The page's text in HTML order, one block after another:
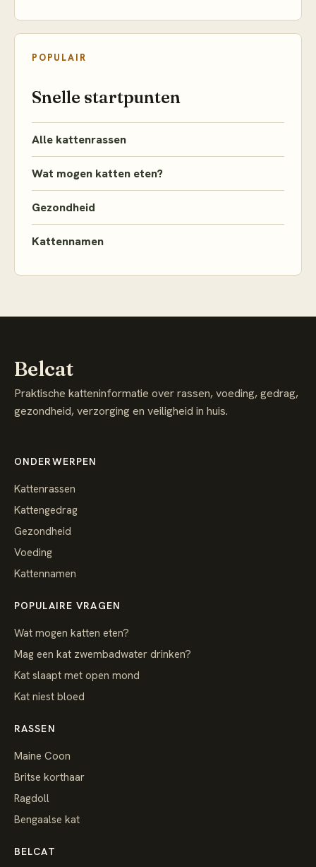
POPULAIR
Snelle startpunten
Alle kattenrassen
Wat mogen katten eten?
Gezondheid
Kattennamen
Belcat
Praktische katteninformatie over rassen, voeding, gedrag,
gezondheid, verzorging en veiligheid in huis.
ONDERWERPEN
Kattenrassen
Kattengedrag
Gezondheid
Voeding
Kattennamen
POPULAIRE VRAGEN
Wat mogen katten eten?
Mag een kat zwembadwater drinken?
Kat slaapt met open mond
Kat niest bloed
RASSEN
Maine Coon
Britse korthaar
Ragdoll
Bengaalse kat
BELCAT